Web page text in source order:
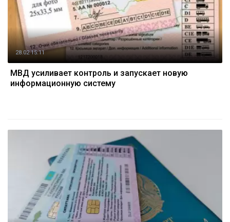
28.02 15:11
МВД усиливает контроль и запускает новую
информационную систему